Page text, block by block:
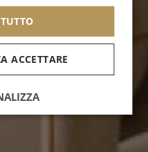
ACCETTARE